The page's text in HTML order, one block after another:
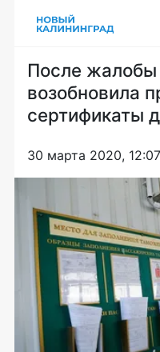
После
возобновила
сертификаты
30 марта 2020, 12:07